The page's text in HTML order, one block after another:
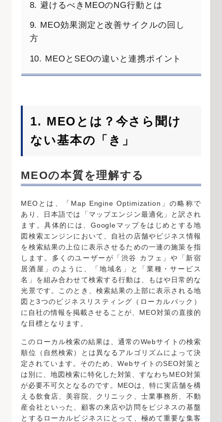
8. 避けるべきMEOのNG行動とは
9. MEO効果測定と改善サイクルの回し
方
10. MEOとSEOの違いと連携ポイント
1. MEOとは？今さら聞け
ない基本の「き」
MEOの本質を理解する
MEOとは、「Map Engine Optimization」の略称で
あり、日本語では「マップエンジン最適化」と訳され
ます。具体的には、Googleマップをはじめとする地
図検索エンジンにおいて、自社の店舗やビジネス情報
を検索結果の上位に表示させるための一連の施策を指
します。多くのユーザーが「渋谷 カフェ」や「新宿
居酒屋」のように、「地域名」と「業種・サービス
名」を組み合わせて検索する行動は、もはや日常的な
光景です。このとき、検索結果の上部に表示される地
図と3つのビジネスリスティング（ローカルパック）
に自社の情報を掲載させることが、MEO対策の直接的
な目標となります。
このローカル検索の結果は、通常のWebサイトの検索
順位（自然検索）とは異なるアルゴリズムによって決
定されています。そのため、WebサイトのSEO対策と
は別に、地図検索に特化した対策、すなわちMEO対策
が必要不可欠となるのです。MEOは、特に実店舗を構
える飲食店、美容院、クリニック、士業事務所、不動
産会社といった、顧客の来店や訪問をビジネスの基盤
とするローカルビジネスにとって、極めて重要な集客